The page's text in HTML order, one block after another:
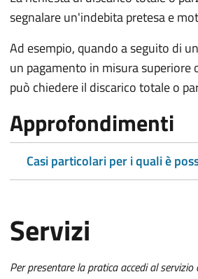
segnalare un'indebita pretesa e
Ad esempio, quando a seguito di
un pagamento in misura
può chiedere il discarico totale o
Approfondimenti
Casi particolari per i quali è
Servizi
Per presentare la pratica accedi al servizio